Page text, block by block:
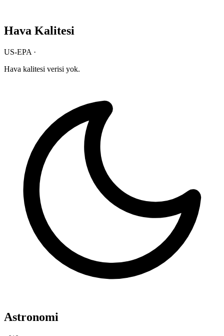
Hava Kalitesi
US-EPA ·
Hava kalitesi verisi yok.
Astronomi